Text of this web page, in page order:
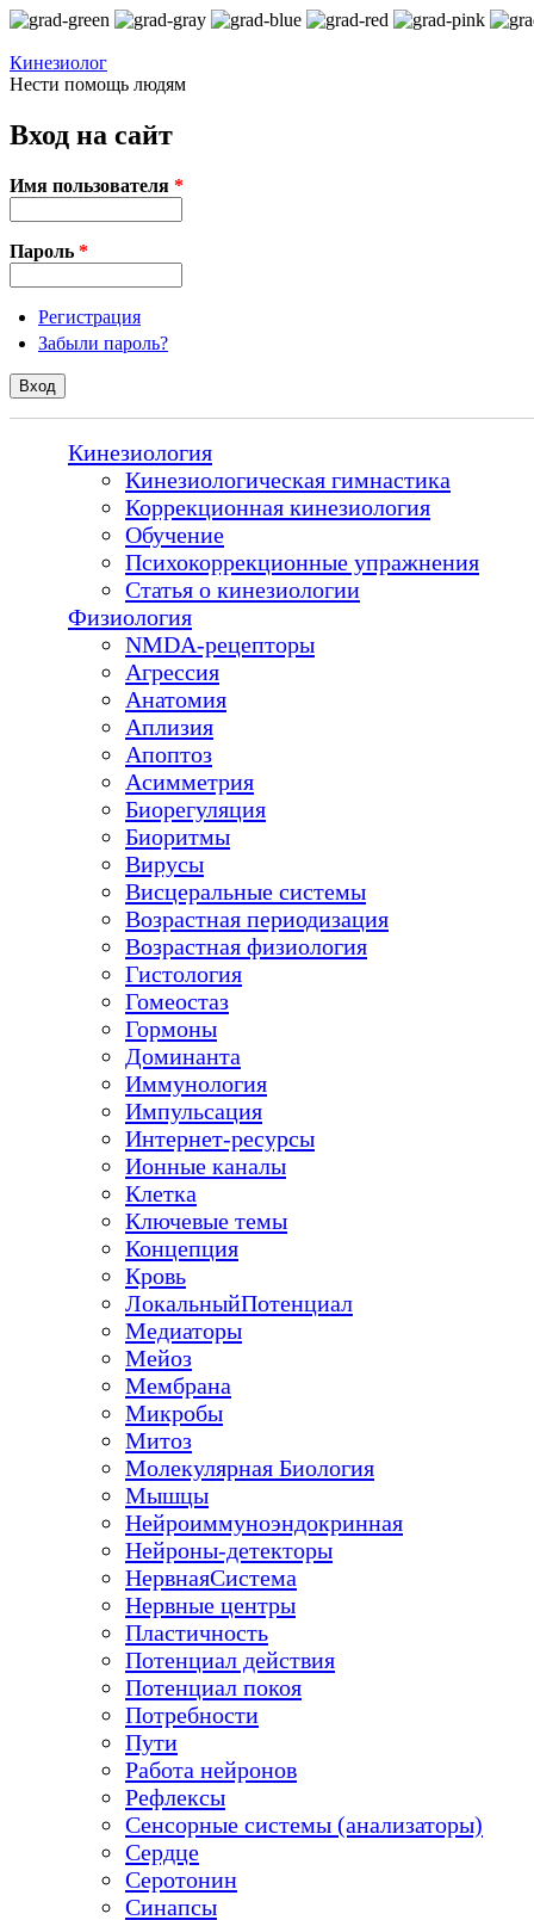
Перейти к основному содержанию
Кинезиолог
Нести помощь людям
Вход на сайт
Имя пользователя *
Пароль *
Регистрация
Забыли пароль?
Кинезиология
Кинезиологическая гимнастика
Коррекционная кинезиология
Обучение
Психокоррекционные упражнения
Статья о кинезиологии
Физиология
NMDA-рецепторы
Агрессия
Анатомия
Аплизия
Апоптоз
Асимметрия
Биорегуляция
Биоритмы
Вирусы
Висцеральные системы
Возрастная периодизация
Возрастная физиология
Гистология
Гомеостаз
Гормоны
Доминанта
Иммунология
Импульсация
Интернет-ресурсы
Ионные каналы
Клетка
Ключевые темы
Концепция
Кровь
ЛокальныйПотенциал
Медиаторы
Мейоз
Мембрана
Микробы
Митоз
Молекулярная Биология
Мышцы
Нейроиммуноэндокринная
Нейроны-детекторы
НервнаяСистема
Нервные центры
Пластичность
Потенциал действия
Потенциал покоя
Потребности
Пути
Работа нейронов
Рефлексы
Сенсорные системы (анализаторы)
Сердце
Серотонин
Синапсы